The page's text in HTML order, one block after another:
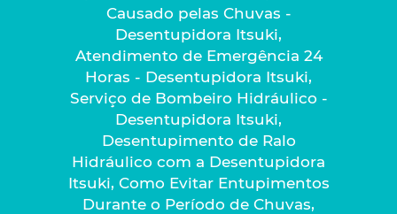
Causado pelas Chuvas -
Desentupidora Itsuki,
Atendimento de Emergência 24
Horas - Desentupidora Itsuki,
Serviço de Bombeiro Hidráulico -
Desentupidora Itsuki,
Desentupimento de Ralo
Hidráulico com a Desentupidora
Itsuki, Como Evitar Entupimentos
Durante o Período de Chuvas,